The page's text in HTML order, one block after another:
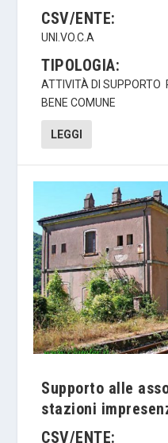
CSV/ENTE:
UNI.VO.C.A
TIPOLOGIA:
ATTIVITÀ DI SUPPORTO
BENE COMUNE
LEGGI
Supporto alle
stazioni
CSV/ENTE: